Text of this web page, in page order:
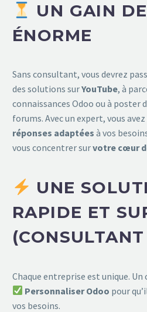
UN GAIN
ÉNORME
Sans consultant, vous devrez
des solutions surYouTube, à
connaissances Odoo ou à poster
forums. Avec un expert, vous
réponses adaptées à vos
vous concentrer survotre cœur
UNE
RAPIDE ET
Chaque entreprise est unique. Un
Personnaliser Odoo pour
vos besoins.